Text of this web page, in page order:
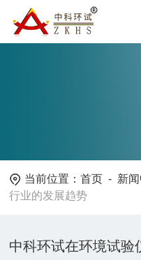
当前位置：首页 - 新
行业的发展趋势
中科环试在环境试验